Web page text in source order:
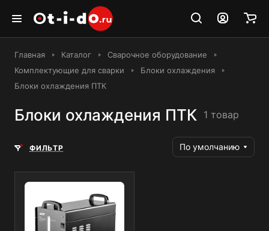
Главная Каталог
Сварочное оборудование
Комплектующие для сварки
Блоки охлаждения
Блоки охлаждения ПТК
Блоки охлаждения ПТК 1 товар
ФИЛЬТР По умолчанию